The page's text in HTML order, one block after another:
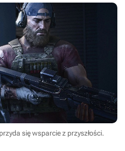
się wsparcie z przyszłości.